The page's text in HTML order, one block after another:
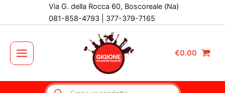
Via G. della Rocca 60, Boscoreale (Na)
081-858-4793 | 377-379-7165
Main
Menu
€0.00
Products